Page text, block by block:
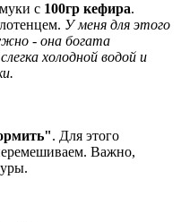
муки с 100гр кефира.
У меня для этого
- она богата
холодной водой и
. Для этого
Важно,